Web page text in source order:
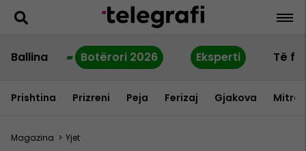
Ballina Botërori 2026 Eksperti Të
Prishtina Prizreni Peja Ferizaj Gjakova
Magazina > Yjet